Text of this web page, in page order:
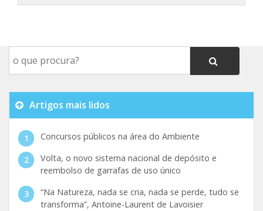
Artigos mais lidos
Concursos públicos na área do Ambiente
Volta, o novo sistema nacional de depósito e
reembolso de garrafas de uso único
“Na Natureza, nada se cria, nada se perde, tudo se
transforma”, Antoine-Laurent de Lavoisier